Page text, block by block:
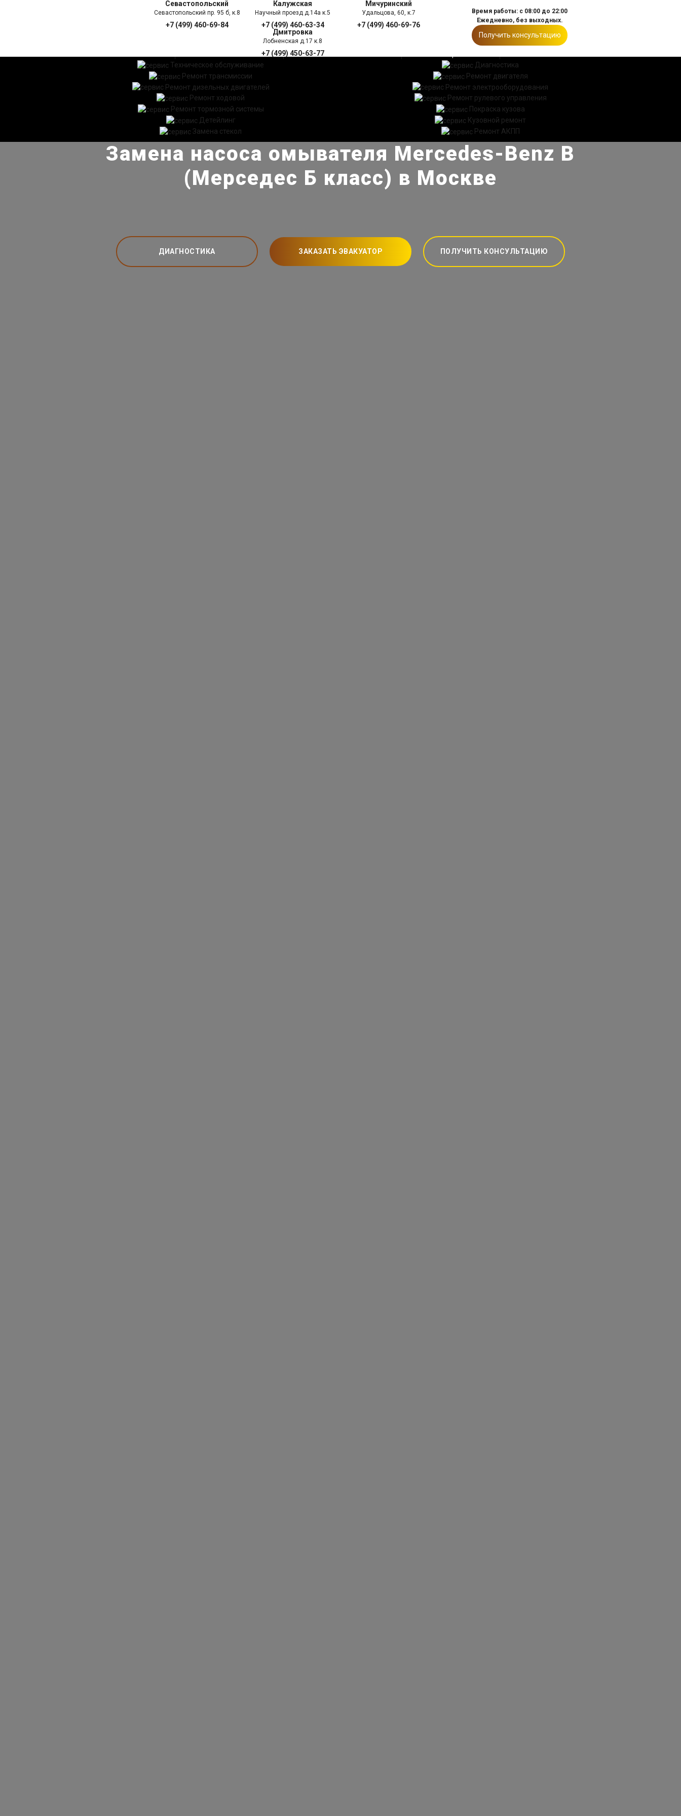
Севастопольский
Севастопольский пр. 95 б, к.8
+7 (499) 460-69-84
Калужская
Научный проезд д.14а к.5
+7 (499) 460-63-34
Мичуринский
Удальцова, 60, к.7
+7 (499) 460-69-76
Дмитровка
Лобненская д.17 к.8
+7 (499) 450-63-77
Время работы: с 08:00 до 22:00
Ежедневно, без выходных.
Получить консультацию
ПРАЙС ЛИСТ
Техническое обслуживание
Диагностика
Ремонт трансмиссии
Ремонт двигателя
Ремонт дизельных двигателей
Ремонт электрооборудования
Ремонт ходовой
Ремонт рулевого управления
Ремонт тормозной системы
Покраска кузова
Детейлинг
Кузовной ремонт
Замена стекол
Ремонт АКПП
Замена насоса омывателя Mercedes-Benz B
(Мерседес Б класс) в Москве
ДИАГНОСТИКА ЗАКАЗАТЬ ЭВАКУАТОР ПОЛУЧИТЬ КОНСУЛЬТАЦИЮ